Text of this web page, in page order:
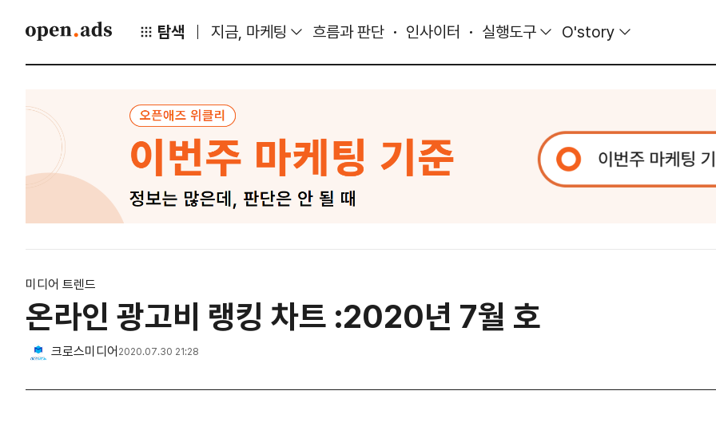
탐색 지금, 마케팅 흐름과 판단 인사이터 실행도구 O'story
미디어 트렌드
온라인 광고비 랭킹 차트 :2020년 7월 호
크로스미디어 2020.07.30 21:28